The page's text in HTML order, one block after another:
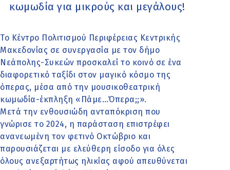
κωμωδία για μικρούς και μεγάλους!
Το Κέντρο Πολιτισμού Περιφέρειας Κεντρικής
Μακεδονίας σε συνεργασία με τον δήμο
Νεάπολης-Συκεών προσκαλεί το κοινό σε ένα
διαφορετικό ταξίδι στον μαγικό κόσμο της
όπερας, μέσα από την μουσικοθεατρική
κωμωδία-έκπληξη «Πάμε…Όπερα;;».
Μετά την ενθουσιώδη ανταπόκριση που
γνώρισε το 2024, η παράσταση επιστρέφει
ανανεωμένη τον φετινό Οκτώβριο και
παρουσιάζεται με ελεύθερη είσοδο για όλες
όλους ανεξαρτήτως ηλικίας αφού απευθύνεται